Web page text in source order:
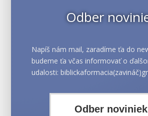
Odber
Napíš nám mail, zaradíme ťa do
budeme ťa včas informovať o
udalosti:
Odber noviniek